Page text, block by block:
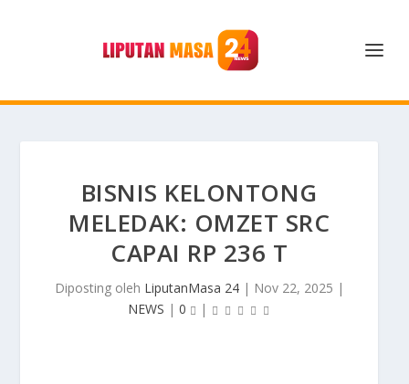
BISNIS KELONTONG
MELEDAK: OMZET SRC
CAPAI RP 236 T
Diposting oleh LiputanMasa 24| Nov 22, 2025 |
NEWS | 0 |